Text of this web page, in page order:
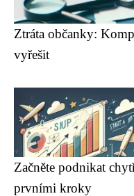
Ztráta občanky:
vyřešit
Začněte podnikat
prvními kroky